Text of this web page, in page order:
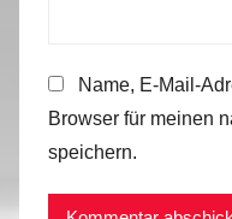
Name, E-Mail-
Browser für meinen
speichern.